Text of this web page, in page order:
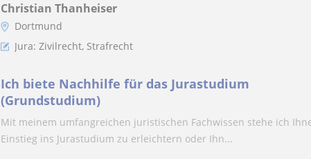
Christian Thanheiser
Dortmund
Jura: Zivilrecht, Strafrecht
Ich biete Nachhilfe für das Jurastudium
(Grundstudium)
Mit meinem umfangreichen juristischen Fachwissen stehe ich
Einstieg ins Jurastudium zu erleichtern oder Ihn...